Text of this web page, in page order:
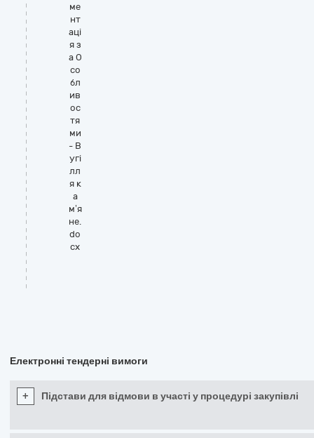
ме
нт
аці
я з
а О
со
бл
ив
ос
тя
ми
- В
угі
лл
я к
а
м’я
не.
do
cx
Електронні тендерні вимоги
+ Підстави для відмови в участі у процедурі закупівлі